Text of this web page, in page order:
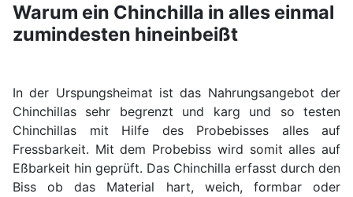
Warum ein Chinchilla in alles einmal
zumindesten hineinbeißt
In der Urspungsheimat ist das Nahrungsangebot der
Chinchillas sehr begrenzt und karg und so testen
Chinchillas mit Hilfe des Probebisses alles auf
Fressbarkeit. Mit dem Probebiss wird somit alles auf
Eßbarkeit hin geprüft. Das Chinchilla erfasst durch den
Biss ob das Material hart, weich, formbar oder